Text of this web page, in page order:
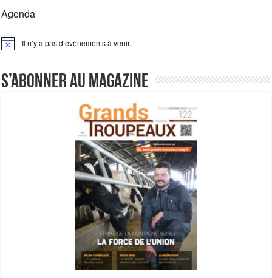
Agenda
Notice Il n’y a pas d’évènements à venir.
S’abonner au magazine